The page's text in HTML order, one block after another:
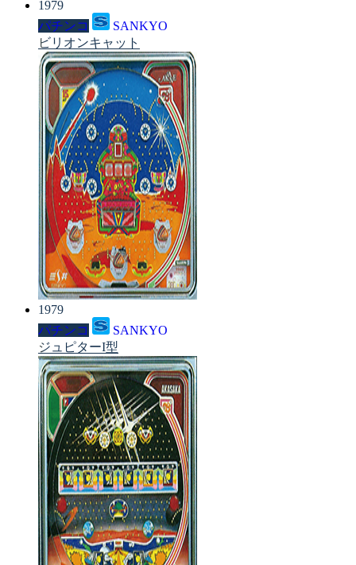
1979
パチンコ
SANKYO
ビリオンキャット
1979
パチンコ
SANKYO
ジュピターI型